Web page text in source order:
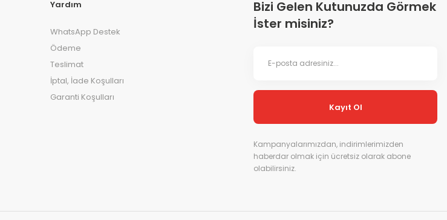
Yardım
WhatsApp Destek
Ödeme
Teslimat
İptal, İade Koşulları
Garanti Koşulları
Bizi Gelen Kutunuzda Görmek
İster misiniz?
Kayıt Ol
Kampanyalarımızdan, indirimlerimizden
haberdar olmak için ücretsiz olarak abone
olabilirsiniz.